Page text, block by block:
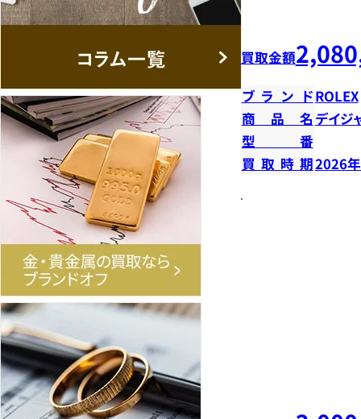
買取金額
ブランドROLEX
商品名 デイジ
型番
買取時期2026